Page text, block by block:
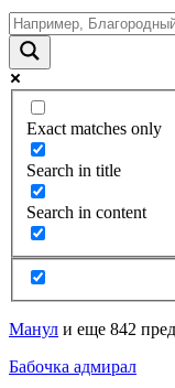
Exact matches only
Search in title
Search in content
Манул и еще 842
Бабочка адмирал